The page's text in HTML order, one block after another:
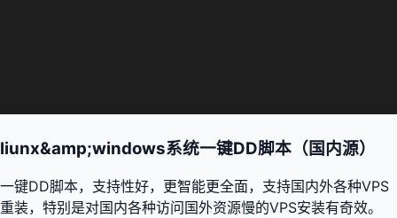
liunx&amp;windows系统一键DD脚本（国内源）
一键DD脚本，支持性好，更智能更全面，支持国内外各种VPS
重装，特别是对国内各种访问国外资源慢的VPS安装有奇效。